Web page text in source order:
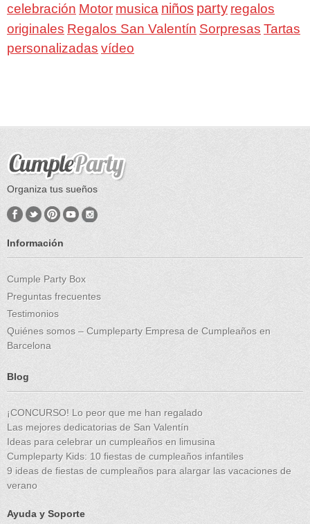
celebración Motor musica niños party regalos
originales Regalos San Valentín Sorpresas Tartas
personalizadas vídeo
Organiza tus sueños
Información
Cumple Party Box
Preguntas frecuentes
Testimonios
Quiénes somos – Cumpleparty Empresa de Cumpleaños en
Barcelona
Blog
¡CONCURSO! Lo peor que me han regalado
Las mejores dedicatorias de San Valentín
Ideas para celebrar un cumpleaños en limusina
Cumpleparty Kids: 10 fiestas de cumpleaños infantiles
9 ideas de fiestas de cumpleaños para alargar las vacaciones de
verano
Ayuda y Soporte